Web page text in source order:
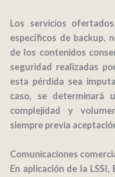
Los servicios
específicos de backup,
de los contenidos
seguridad realizadas
esta pérdida sea
caso, se determinará
complejidad y
siempre previa
Comunicaciones
En aplicación de la